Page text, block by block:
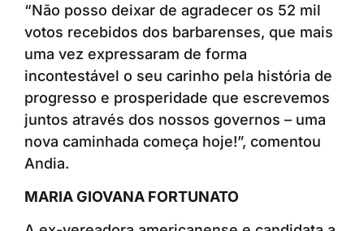
“Não posso deixar de agradecer os 52 mil
votos recebidos dos barbarenses, que mais
uma vez expressaram de forma
incontestável o seu carinho pela história de
progresso e prosperidade que escrevemos
juntos através dos nossos governos – uma
nova caminhada começa hoje!”, comentou
Andia.
MARIA GIOVANA FORTUNATO